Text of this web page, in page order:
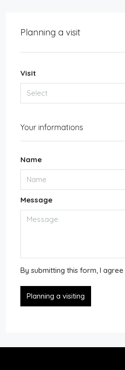
Planning a visit
Visit
Select
Your informations
Name
Message
By submitting this form, I agree
Planning a visiting